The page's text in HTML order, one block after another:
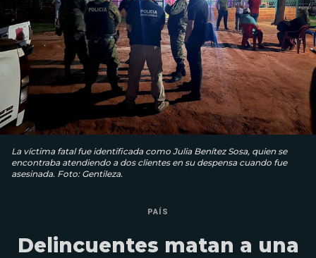
La víctima fatal fue identificada como Julia Benítez Sosa, quien se
encontraba atendiendo a dos clientes en su despensa cuando fue
asesinada. Foto: Gentileza.
PAÍS
Delincuentes matan a una